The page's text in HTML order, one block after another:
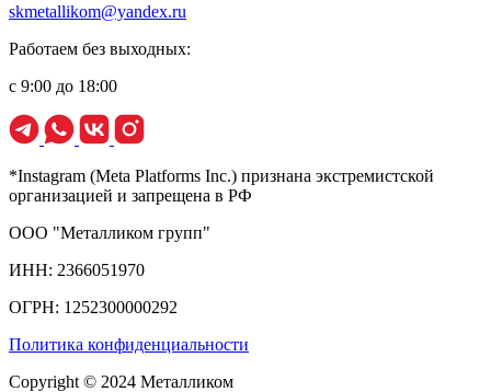
skmetallikom@yandex.ru
Работаем без выходных:
с 9:00 до 18:00
*Instagram (Meta Platforms Inc.) признана экстремистской
организацией и запрещена в РФ
ООО "Металликом групп"
ИНН: 2366051970
ОГРН: 1252300000292
Политика конфиденциальности
Copyright © 2024 Металликом